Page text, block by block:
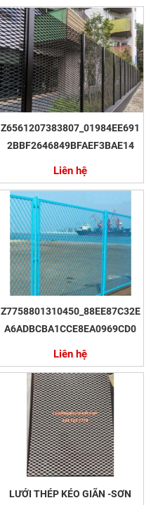
Z6561207383807_01984EE691
2BBF2646849BFAEF3BAE14
Liên hệ
Z7758801310450_88EE87C32E
A6ADBCBA1CCE8EA0969CD0
Liên hệ
LƯỚI THÉP KÉO GIÃN -SƠN